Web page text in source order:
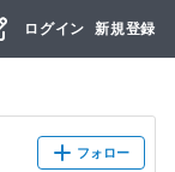
ログイン 新規登録
フォロー